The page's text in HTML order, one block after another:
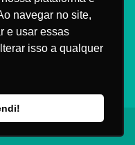
navegar no site,
e usar essas
isso a qualquer
Gama, 185, Centro,